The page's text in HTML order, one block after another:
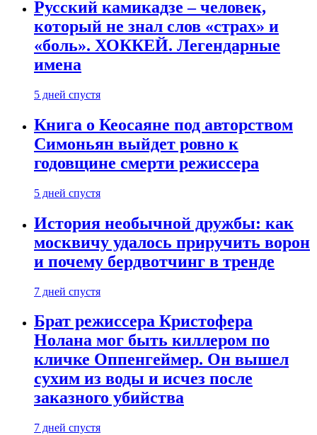
Русский камикадзе – человек,
который не знал слов «страх» и
«боль». ХОККЕЙ. Легендарные
имена
5 дней спустя
Книга о Кеосаяне под авторством
Симоньян выйдет ровно к
годовщине смерти режиссера
5 дней спустя
История необычной дружбы: как
москвичу удалось приручить ворон
и почему бердвотчинг в тренде
7 дней спустя
Брат режиссера Кристофера
Нолана мог быть киллером по
кличке Оппенгеймер. Он вышел
сухим из воды и исчез после
заказного убийства
7 дней спустя